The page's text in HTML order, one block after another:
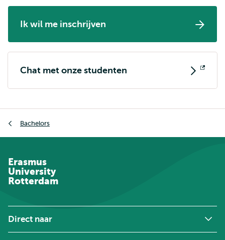
Ik wil me inschrijven
Chat met onze studenten
Opent
extern
Bachelors
Erasmus
University
Rotterdam
Direct naar